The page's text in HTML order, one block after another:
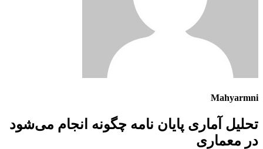
Mahyarmni
تحلیل آماری پایان نامه چگونه انجام می‌شود
در معماری